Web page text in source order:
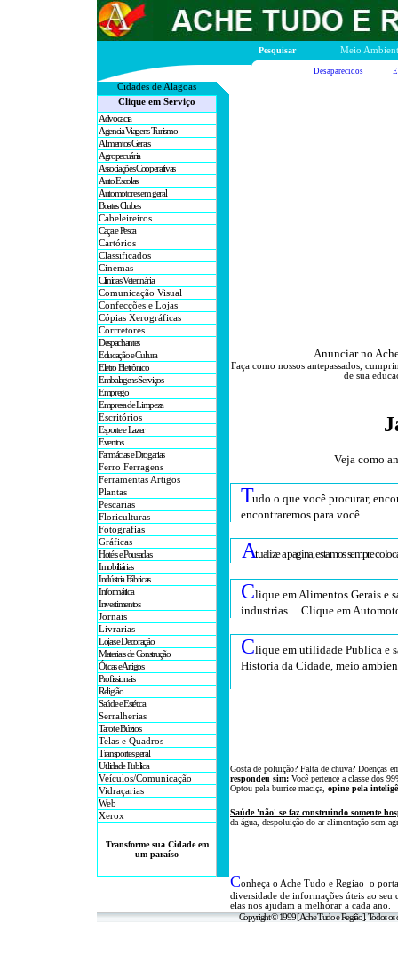
Pesquisar Meio
Desaparecidos
Cidades de Alagoas
Clique em Serviço
Advocacia
Agencia Viagens Turismo
Alimentos Gerais
Agropecuária
Associações Cooperativas
Auto Escolas
Automotores em geral
Boates Clubes
Cabeleireiros
Caça e Pesca
Cartórios
Classificados
Cinemas
Clínicas Veterinária
Comunicação Visual
Confecções e Lojas
Cópias Xerográficas
Corrretores
Despachantes
Educação e Cultura
Eletro Eletrônico
Embalagens Serviços
Emprego
Empresa de Limpeza
Escritórios
Esporte e Lazer
Eventos
Farmácias e Drogarias
Ferro Ferragens
Ferramentas Artigos
Plantas
Pescarias
Floriculturas
Fotografias
Gráficas
Hotéis e Pousadas
Imobiliárias
Indústria Fábricas
Informática
Investimentos
Jornais
Livrarias
Lojas e Decoração
Materiais de Construção
Óticas e Artigos
Profissionais
Religião
Saúde e Estética
Serralherias
Tarot e Búzios
Telas e Quadros
Transportes geral
Utilidade Publica
Veículos/Comunicação
Vidraçarias
Web
Xerox
Transforme sua Cidade em
um paraíso
Anunciar no
Faça como nossos antepassados,
de sua
Veja como
Tudo o que você procurar,
encontraremos para você.
Atualize a pagina, estamos sempre
Clique em Alimentos Gerais e
industrias... Clique em
Clique em utilidade Publica e
Historia da Cidade, meio
Gosta de poluição? Falta de chuva? Doenças
respondeu sim: Você pertence a classe dos
Optou pela burrice maciça, opine pela
Saúde 'não' se faz construindo somente
da água, despoluição do ar alimentação sem
Conheça o Ache Tudo e Regiao o
diversidade de informações úteis ao seu
elas nos ajudam a melhorar a cada ano.
Copyright © 1999 [Ache Tudo e Região]. Todos os